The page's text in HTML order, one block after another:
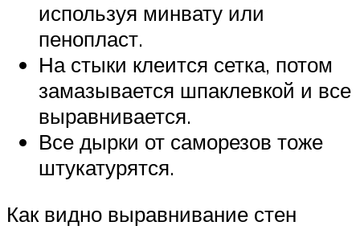
используя минвату или
пенопласт.
На стыки клеится сетка, потом
замазывается шпаклевкой и все
выравнивается.
Все дырки от саморезов тоже
штукатурятся.
Как видно выравнивание стен